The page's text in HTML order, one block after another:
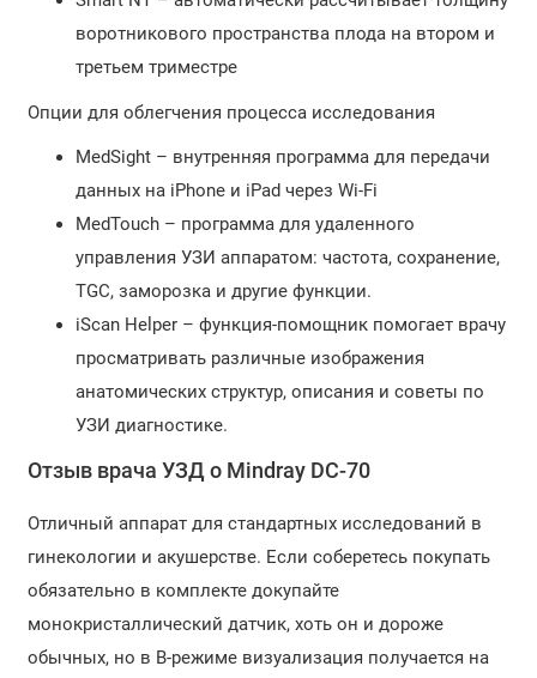
воротникового пространства плода на втором и
третьем триместре
Опции для облегчения процесса исследования
MedSight – внутренняя программа для передачи
данных на iPhone и iPad через Wi-Fi
MedTouch – программа для удаленного
управления УЗИ аппаратом: частота, сохранение,
TGC, заморозка и другие функции.
iScan Helper – функция-помощник помогает врачу
просматривать различные изображения
анатомических структур, описания и советы по
УЗИ диагностике.
Отзыв врача УЗД о Mindray DC-70
Отличный аппарат для стандартных исследований в
гинекологии и акушерстве. Если соберетесь покупать
обязательно в комплекте докупайте
монокристаллический датчик, хоть он и дороже
обычных, но в B-режиме визуализация получается на